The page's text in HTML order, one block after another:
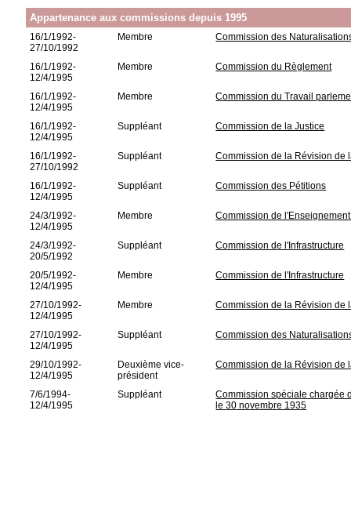
Appartenance aux commissions depuis 1995
16/1/1992-
27/10/1992
Membre Commission des
16/1/1992-
12/4/1995
Membre Commission du Règlement
16/1/1992-
12/4/1995
Membre Commission du Travail
16/1/1992-
12/4/1995
Suppléant Commission de la Justice
16/1/1992-
27/10/1992
Suppléant Commission de la Révision de
16/1/1992-
12/4/1995
Suppléant Commission des Pétitions
24/3/1992-
12/4/1995
Membre Commission de
24/3/1992-
20/5/1992
Suppléant Commission de l'Infrastructure
20/5/1992-
12/4/1995
Membre Commission de l'Infrastructure
27/10/1992-
12/4/1995
Membre Commission de la Révision de
27/10/1992-
12/4/1995
Suppléant Commission des
29/10/1992-
12/4/1995
Deuxième vice-
président
Commission de la Révision de
7/6/1994-
12/4/1995
Suppléant
Commission spéciale chargée
le 30 novembre 1935